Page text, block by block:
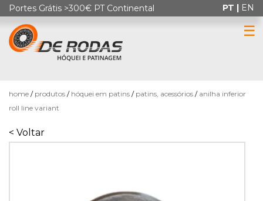
Portes Grátis >300€ PT Continental
☰
PT | EN
home produtos hóquei em patins patins, acessórios
anilha inferior
roll line variant
< Voltar